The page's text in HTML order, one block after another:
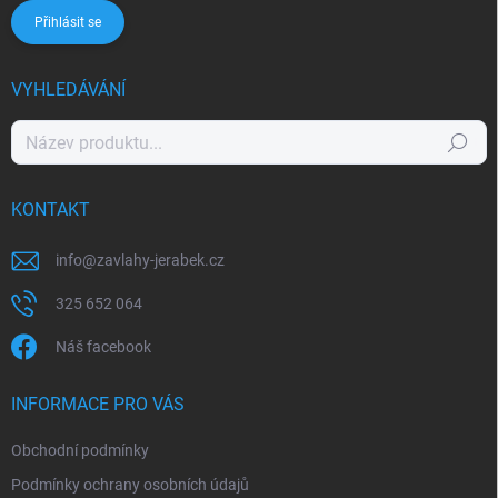
Přihlásit se
VYHLEDÁVÁNÍ
Hledat
KONTAKT
info@zavlahy-jerabek.cz
325 652 064
Náš facebook
INFORMACE PRO VÁS
Obchodní podmínky
Podmínky ochrany osobních údajů